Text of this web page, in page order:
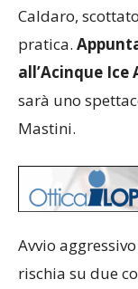
Caldaro,
pratica.
all’Acinque Ice
sarà uno
Mastini.
Avvio
rischia su due